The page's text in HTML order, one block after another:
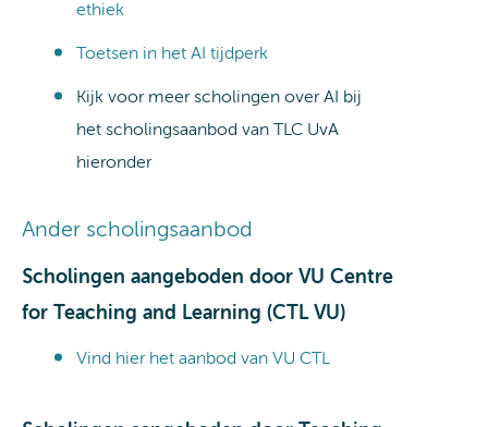
ethiek
Toetsen in het AI tijdperk
Kijk voor meer scholingen over AI bij
het scholingsaanbod van TLC UvA
hieronder
Ander scholingsaanbod
Scholingen aangeboden door VU Centre
for Teaching and Learning (CTL VU)
Vind hier het aanbod van VU CTL